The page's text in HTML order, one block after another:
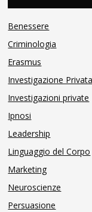
Benessere
Criminologia
Erasmus
Investigazione Privata
Investigazioni private
Ipnosi
Leadership
Linguaggio del Corpo
Marketing
Neuroscienze
Persuasione